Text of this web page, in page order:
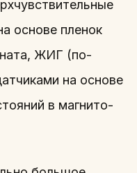
основе пленок
ЖИГ (по-
на основе
в магнито-